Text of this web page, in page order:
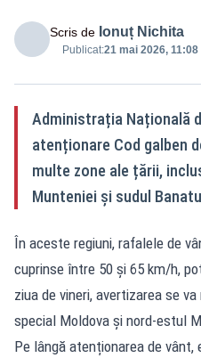
Scris de Ionuț Nichita
Publicat:21 mai 2026, 11:08
Administrația Națională
atenționare Cod galben
multe zone ale țării,
Munteniei și sudul
În aceste regiuni, rafalele de
cuprinse între 50 și 65 km/h,
ziua de vineri, avertizarea se
special Moldova și nord-estul
Pe lângă atenționarea de